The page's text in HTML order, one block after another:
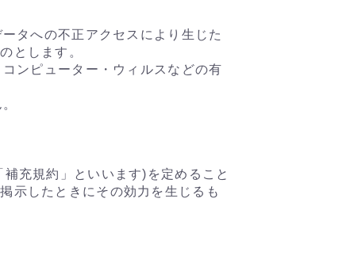
タへの不正アクセスにより生じた
とします。
ンピューター・ウィルスなどの有
充規約」といいます)を定めること
示したときにその効力を生じるも